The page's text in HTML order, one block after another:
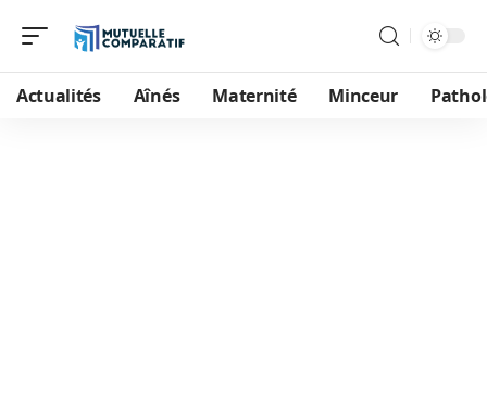
Actualités Aînés Maternité Minceur